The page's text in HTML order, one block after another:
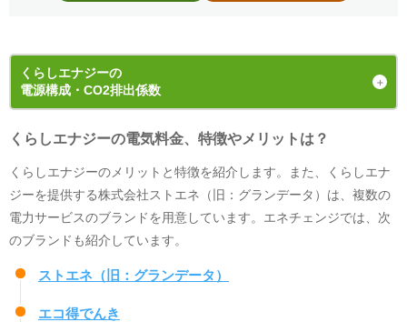
くらしエナジーの
電源構成・CO2排出係数
発電手段の内訳（電源構成）
未公開です
くらしエナジーの電気料金、特徴やメリットは？
くらしエナジーのメリットと特徴を紹介します。また、くらしエナ
ジーを提供する株式会社ストエネ（旧：グランデータ）は、複数の
電力サービスのブランドを用意しています。エネチェンジでは、次
のブランドも紹介しています。
ストエネ（旧：グランデータ）
エコ得でんき